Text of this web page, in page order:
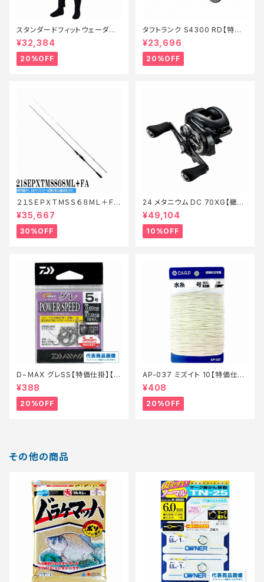
スタンダードフィットウェーダー
3.0FW−040X 黒 SB【特価装
備】【20】
¥32,384
20%OFF
タフトランク S4300 RD【特価
装備】【20】
¥23,696
20%OFF
２１ＳＥＰＸＴＭＳＳ６８ＭＬ＋ＦＡ
【特価ロッド】【30】
¥35,667
30%OFF
24 メタニウム DC 70XG【継続
セール_リール】【10】
¥49,104
10%OFF
D−ＭAX グレSS【特価仕掛】【2
0】
¥388
20%OFF
AP-037 ミズイト 10【特価仕
掛】【20】
¥408
20%OFF
その他の商品